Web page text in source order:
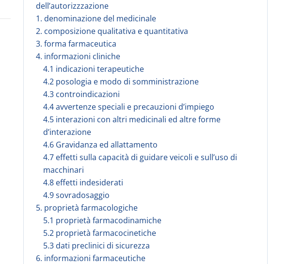
dell’autorizzzazione
1. denominazione del medicinale
2. composizione qualitativa e quantitativa
3. forma farmaceutica
4. informazioni cliniche
4.1 indicazioni terapeutiche
4.2 posologia e modo di somministrazione
4.3 controindicazioni
4.4 avvertenze speciali e precauzioni d’impiego
4.5 interazioni con altri medicinali ed altre forme
d’interazione
4.6 Gravidanza ed allattamento
4.7 effetti sulla capacità di guidare veicoli e sull’uso di
macchinari
4.8 effetti indesiderati
4.9 sovradosaggio
5. proprietà farmacologiche
5.1 proprietà farmacodinamiche
5.2 proprietà farmacocinetiche
5.3 dati preclinici di sicurezza
6. informazioni farmaceutiche